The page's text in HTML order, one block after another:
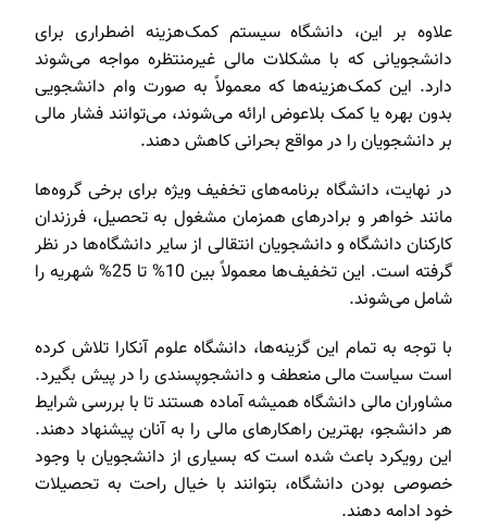
علاوه بر این، دانشگاه سیستم کمک‌هزینه اضطراری برای
دانشجویانی که با مشکلات مالی غیرمنتظره مواجه می‌شوند
دارد. این کمک‌هزینه‌ها که معمولاً به صورت وام دانشجویی
بدون بهره یا کمک بلاعوض ارائه می‌شوند، می‌توانند فشار مالی
بر دانشجویان را در مواقع بحرانی کاهش دهند.
در نهایت، دانشگاه برنامه‌های تخفیف ویژه برای برخی گروه‌ها
مانند خواهر و برادرهای همزمان مشغول به تحصیل، فرزندان
کارکنان دانشگاه و دانشجویان انتقالی از سایر دانشگاه‌ها در نظر
گرفته است. این تخفیف‌ها معمولاً بین 10% تا 25% شهریه را
شامل می‌شوند.
با توجه به تمام این گزینه‌ها، دانشگاه علوم آنکارا تلاش کرده
است سیاست مالی منعطف و دانشجوپسندی را در پیش بگیرد.
مشاوران مالی دانشگاه همیشه آماده هستند تا با بررسی شرایط
هر دانشجو، بهترین راهکارهای مالی را به آنان پیشنهاد دهند.
این رویکرد باعث شده است که بسیاری از دانشجویان با وجود
خصوصی بودن دانشگاه، بتوانند با خیال راحت به تحصیلات
خود ادامه دهند.